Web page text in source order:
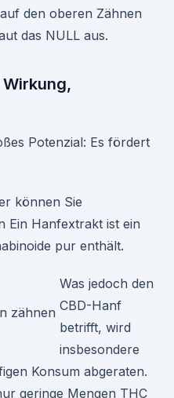
den oberen Zähnen
das NULL aus.
Potenzial: Es fördert
können Sie
Ein Hanfextrakt ist ein
pur enthält.
Was jedoch den
CBD-Hanf
betrifft, wird
insbesondere
Konsum abgeraten.
geringe Mengen THC